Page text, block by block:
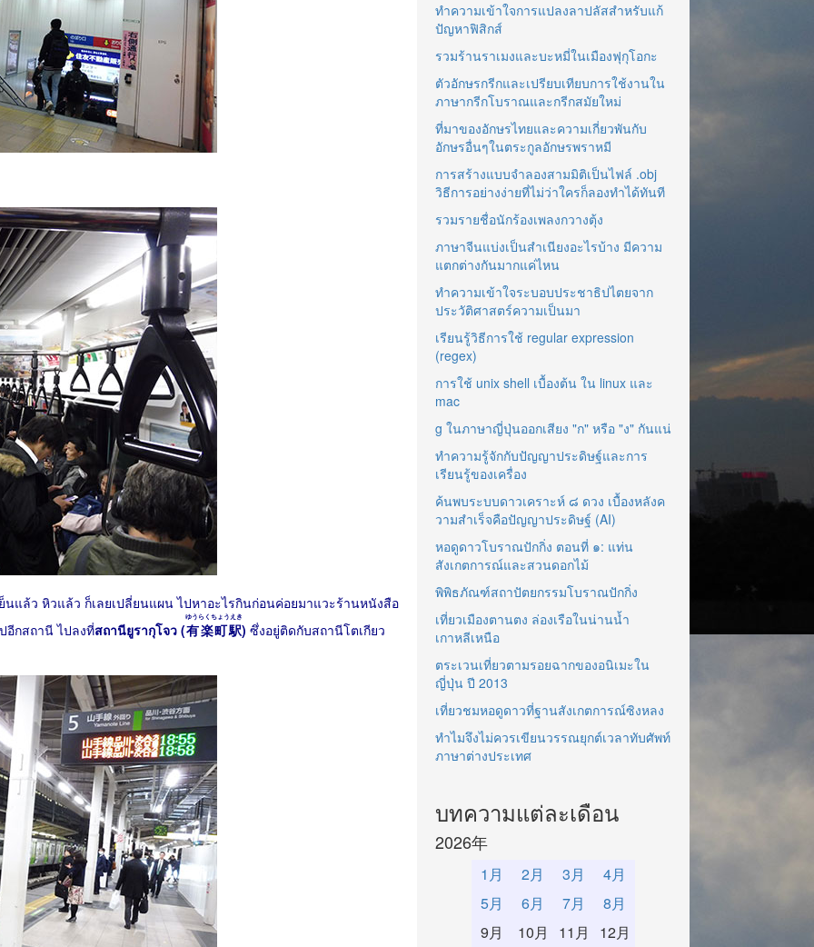
นแล้ว หิวแล้ว ก็เลยเปลี่ยนแผน ไปหาอะไรกินก่อนค่อยมาแวะร้านหนังสือ
อีกสถานี ไปลงที่สถานียูรากุโจว (有楽町駅
ゆうらくちょうえき
) ซึ่งอยู่ติดกับสถานีโตเกียว
ทำความเข้าใจการแปลงลาปลัสสำหรับแก้
ปัญหาฟิสิกส์
รวมร้านราเมงและบะหมี่ในเมืองฟุกุโอกะ
ตัวอักษรกรีกและเปรียบเทียบการใช้งานใน
ภาษากรีกโบราณและกรีกสมัยใหม่
ที่มาของอักษรไทยและความเกี่ยวพันกับ
อักษรอื่นๆในตระกูลอักษรพราหมี
การสร้างแบบจำลองสามมิติเป็นไฟล์ .obj
วิธีการอย่างง่ายที่ไม่ว่าใครก็ลองทำได้ทันที
รวมรายชื่อนักร้องเพลงกวางตุ้ง
ภาษาจีนแบ่งเป็นสำเนียงอะไรบ้าง มีความ
แตกต่างกันมากแค่ไหน
ทำความเข้าใจระบอบประชาธิปไตยจาก
ประวัติศาสตร์ความเป็นมา
เรียนรู้วิธีการใช้ regular expression
(regex)
การใช้ unix shell เบื้องต้น ใน linux และ
mac
g ในภาษาญี่ปุ่นออกเสียง "ก" หรือ "ง" กันแน่
ทำความรู้จักกับปัญญาประดิษฐ์และการ
เรียนรู้ของเครื่อง
ค้นพบระบบดาวเคราะห์ ๘ ดวง เบื้องหลังค
วามสำเร็จคือปัญญาประดิษฐ์ (AI)
หอดูดาวโบราณปักกิ่ง ตอนที่ ๑: แท่น
สังเกตการณ์และสวนดอกไม้
พิพิธภัณฑ์สถาปัตยกรรมโบราณปักกิ่ง
เที่ยวเมืองตานตง ล่องเรือในน่านน้ำ
เกาหลีเหนือ
ตระเวนเที่ยวตามรอยฉากของอนิเมะใน
ญี่ปุ่น ปี 2013
เที่ยวชมหอดูดาวที่ฐานสังเกตการณ์ซิงหลง
ทำไมจึงไม่ควรเขียนวรรณยุกต์เวลาทับศัพท์
ภาษาต่างประเทศ
บทความแต่ละเดือน
2026年
1月 2月 3月
4月
5月
6月 7月
8月
9月
10月 11月 12月